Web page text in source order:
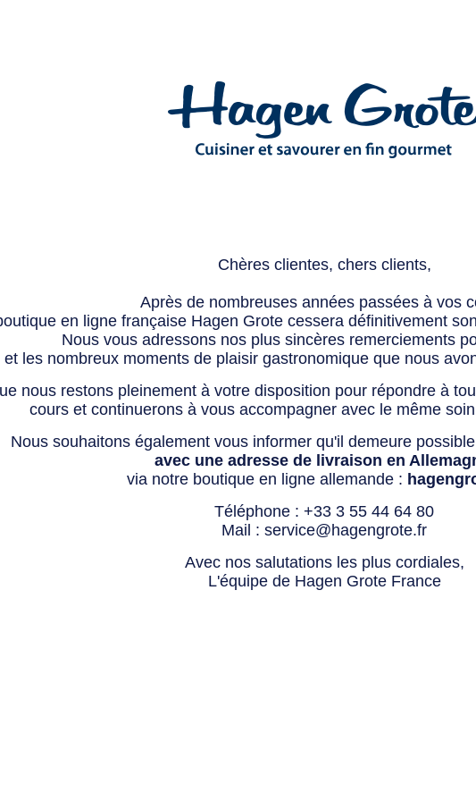
Chères clientes, chers clients,
Après de nombreuses années passées à vos
en ligne française Hagen Grote cessera définitivement
Nous vous adressons nos plus sincères remerciements
les nombreux moments de plaisir gastronomique que nous
nous restons pleinement à votre disposition pour répondre à
cours et continuerons à vous accompagner avec le même
Nous souhaitons également vous informer qu'il demeure
avec une adresse de livraison en
via notre boutique en ligne allemande :
Téléphone : +33 3 55 44 64 80
Mail : service@hagengrote.fr
Avec nos salutations les plus cordiales,
L'équipe de Hagen Grote France